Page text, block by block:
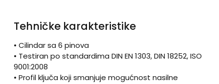
Tehničke karakteristike
• Cilindar sa 6 pinova
• Testiran po standardima DIN EN 1303, DIN 18252, ISO
9001:2008
• Profil ključa koji smanjuje mogućnost nasilne